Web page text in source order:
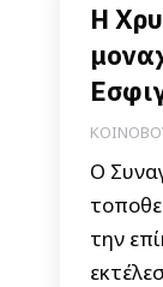
Η
Ο
την